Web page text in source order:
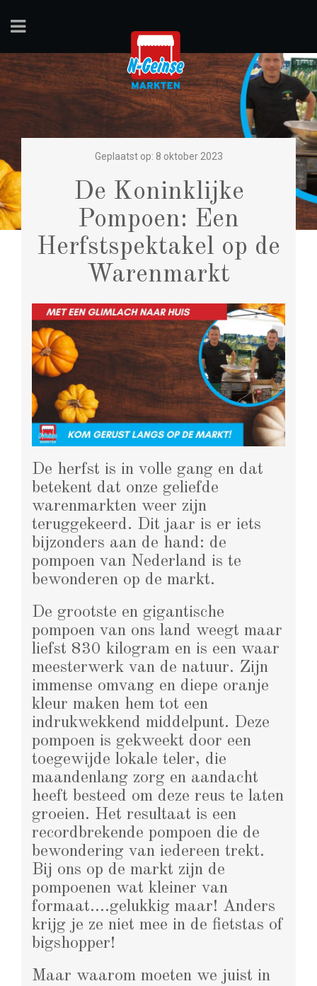
Geplaatst op: 8 oktober 2023
De Koninklijke
Pompoen: Een
Herfstspektakel op de
Warenmarkt
De herfst is in volle gang en dat
betekent dat onze geliefde
warenmarkten weer zijn
teruggekeerd. Dit jaar is er iets
bijzonders aan de hand: de
pompoen van Nederland is te
bewonderen op de markt.
De grootste en gigantische
pompoen van ons land weegt maar
liefst 830 kilogram en is een waar
meesterwerk van de natuur. Zijn
immense omvang en diepe oranje
kleur maken hem tot een
indrukwekkend middelpunt. Deze
pompoen is gekweekt door een
toegewijde lokale teler, die
maandenlang zorg en aandacht
heeft besteed om deze reus te laten
groeien. Het resultaat is een
recordbrekende pompoen die de
bewondering van iedereen trekt.
Bij ons op de markt zijn de
pompoenen wat kleiner van
formaat….gelukkig maar! Anders
krijg je ze niet mee in de fietstas of
bigshopper!
Maar waarom moeten we juist in